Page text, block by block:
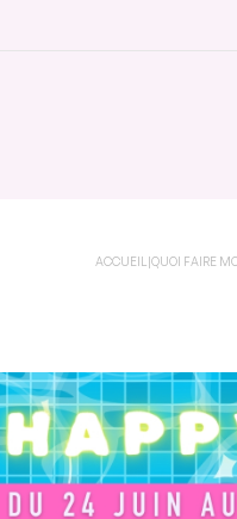
ACCUEIL |QUOI FAIRE